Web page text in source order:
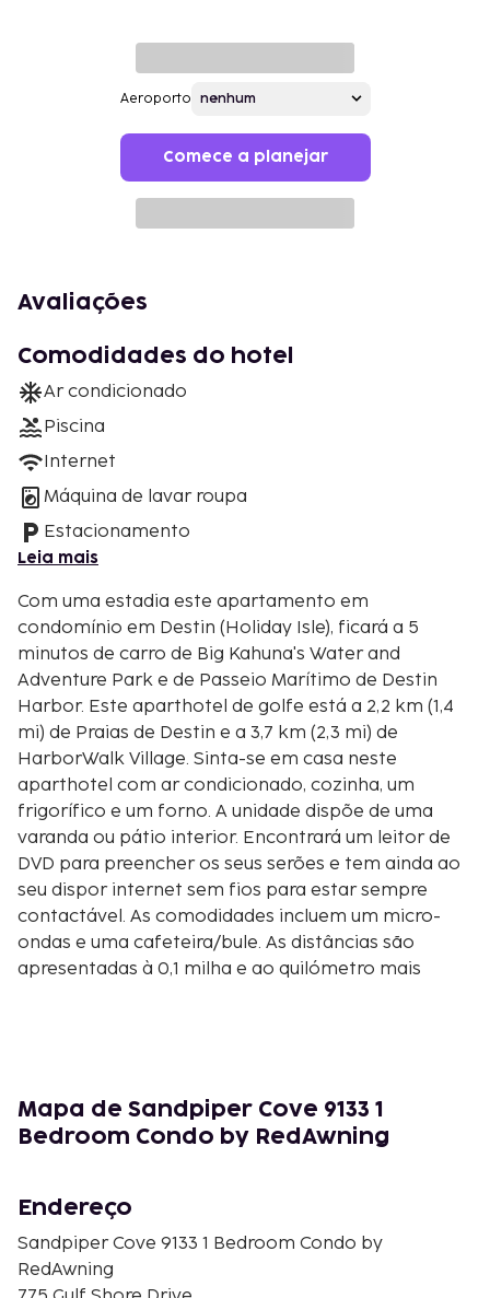
Aeroporto
Comece a planejar
Avaliações
Comodidades do hotel
Ar condicionado
Piscina
Internet
Máquina de lavar roupa
Estacionamento
Leia mais
Com uma estadia este apartamento em
condomínio em Destin (Holiday Isle), ficará a 5
minutos de carro de Big Kahuna's Water and
Adventure Park e de Passeio Marítimo de Destin
Harbor. Este aparthotel de golfe está a 2,2 km (1,4
mi) de Praias de Destin e a 3,7 km (2,3 mi) de
HarborWalk Village. Sinta-se em casa neste
aparthotel com ar condicionado, cozinha, um
frigorífico e um forno. A unidade dispõe de uma
varanda ou pátio interior. Encontrará um leitor de
DVD para preencher os seus serões e tem ainda ao
seu dispor internet sem fios para estar sempre
contactável. As comodidades incluem um micro-
ondas e uma cafeteira/bule. As distâncias são
apresentadas à 0,1 milha e ao quilómetro mais
mi
The Shores Shopping Center - 1,9 km/1,2 mi
Jolee Island Nature Park - 2,2 km/1,4 mi
Shoreline Village Mall - 2,3 km/1,4 mi
The Track Family Recreation Center - 2,5 km/1,6 mi
Passeio Marítimo de Destin Harbor - 3 km/1,8 mi
Mapa de Sandpiper Cove 9133 1
Bedroom Condo by RedAwning
Endereço
Sandpiper Cove 9133 1 Bedroom Condo by
RedAwning